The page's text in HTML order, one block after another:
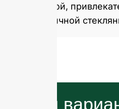
здоровой,
экологичной
Наши